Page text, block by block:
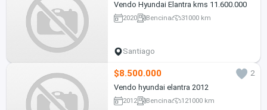
Vendo Hyundai Elantra kms 11.600.000
2020 Bencina 31000 km
Santiago
$8.500.000
2
Vendo hyundai elantra 2012
2012 Bencina 121000 km